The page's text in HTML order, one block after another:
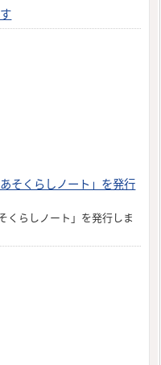
そくらしノート」を発行
くらしノート」を発行しま